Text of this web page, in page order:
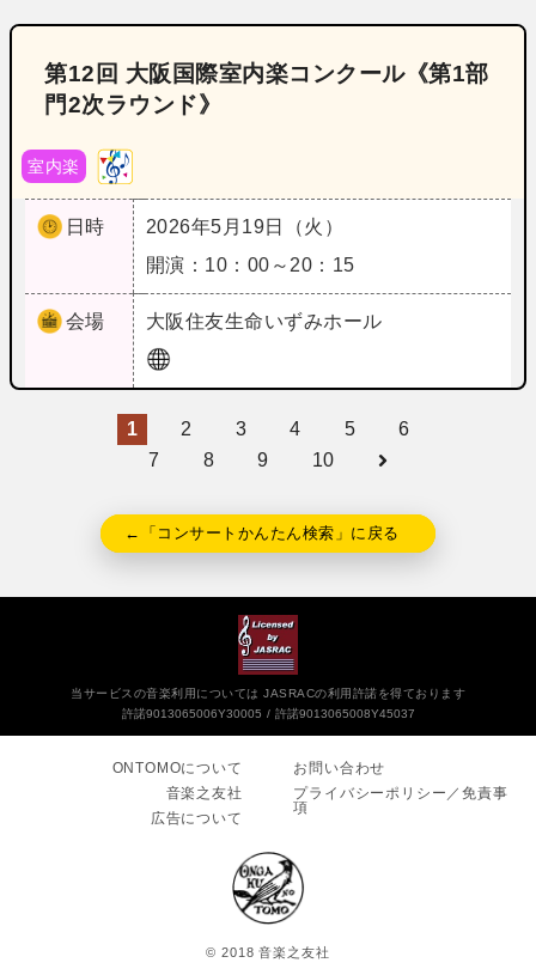
第12回 大阪国際室内楽コンクール《第1部
門2次ラウンド》
室内楽
日時
2026年5月19日（火）
開演：10：00～20：15
会場 大阪住友生命いずみホール
1 2 3 4 5
6
7
8 9 10
←「コンサートかんたん検索」に戻る
当サービスの音楽利用については JASRACの利用許諾を得ております
許諾9013065006Y30005
許諾9013065008Y45037
ONTOMOについて
音楽之友社
広告について
お問い合わせ
プライバシーポリシー／免責事
項
© 2018 音楽之友社